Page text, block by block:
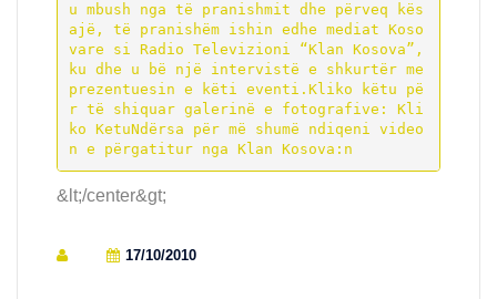
u mbush nga të pranishmit dhe përveq kës
ajë, të pranishëm ishin edhe mediat Koso
vare si Radio Televizioni “Klan Kosova”,
ku dhe u bë një intervistë e shkurtër me
prezentuesin e këti eventi.Kliko këtu pë
r të shiquar galerinë e fotografive: Kli
ko KetuNdërsa për më shumë ndiqeni video
n e përgatitur nga Klan Kosova:n
&lt;/center&gt;
17/10/2010